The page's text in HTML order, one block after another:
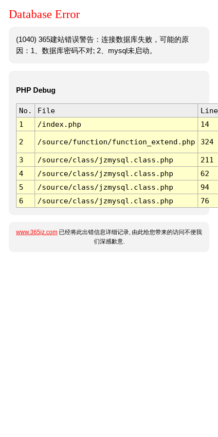
Database Error
(1040) 365建站错误警告：连接数据库失败，可能的原
因：1、数据库密码不对; 2、mysql未启动。
PHP Debug
No. File
Line
1
/index.php 14
2 /source/function/function_extend.php 324
3 /source/class/jzmysql.class.php
211
4
/source/class/jzmysql.class.php
62
5
/source/class/jzmysql.class.php
94
6
/source/class/jzmysql.class.php 76
www.365jz.com 已经将此出错信息详细记录, 由此给您带来的访问不便我
们深感歉意.